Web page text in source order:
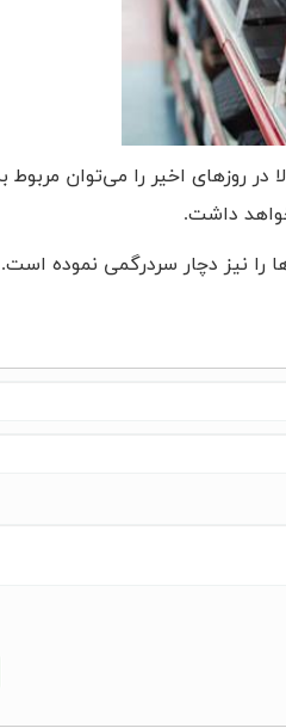
در روزهای اخیر را می‌توان
داشت.
را نیز دچار سردرگمی نموده است.